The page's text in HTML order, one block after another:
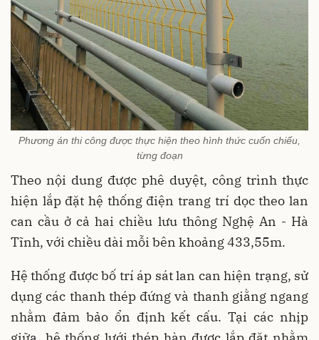
Phương án thi công được thực hiện theo hình thức cuốn chiếu,
từng đoạn
Theo nội dung được phê duyệt, công trình thực
hiện lắp đặt hệ thống điện trang trí dọc theo lan
can cầu ở cả hai chiều lưu thông Nghệ An - Hà
Tĩnh, với chiều dài mỗi bên khoảng 433,55m.
Hệ thống được bố trí áp sát lan can hiện trạng, sử
dụng các thanh thép đứng và thanh giằng ngang
nhằm đảm bảo ổn định kết cấu. Tại các nhịp